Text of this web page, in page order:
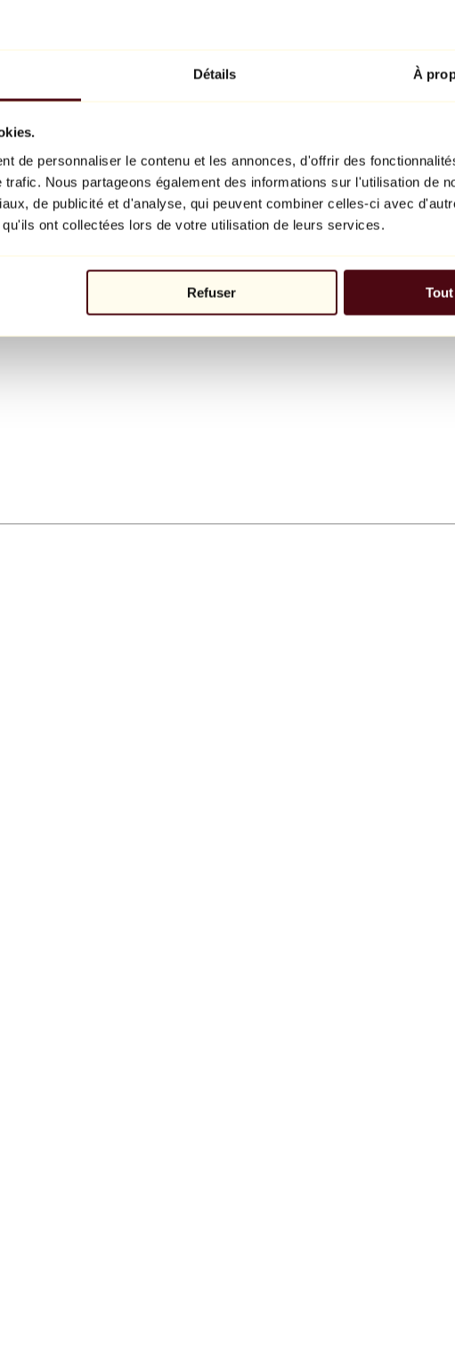
Détails À
de personnaliser le contenu et les annonces, d'offrir des
Nous partageons également des informations sur l'utilisation de
de publicité et d'analyse, qui peuvent combiner celles-ci avec
ont collectées lors de votre utilisation de leurs services.
Refuser